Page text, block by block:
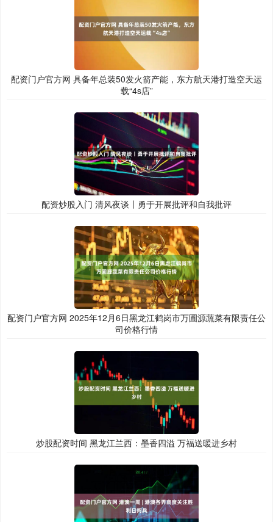
配资门户官方网 具备年总装50发火箭产能，东方航天港打造空天运
载“4s店”
配资炒股入门 清风夜谈丨勇于开展批评和自我批评
配资门户官方网 2025年12月6日黑龙江鹤岗市万圃源蔬菜有限责任公
司价格行情
炒股配资时间 黑龙江兰西：墨香四溢 万福送暖进乡村